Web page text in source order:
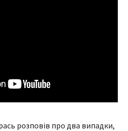
розповів про два випадки,